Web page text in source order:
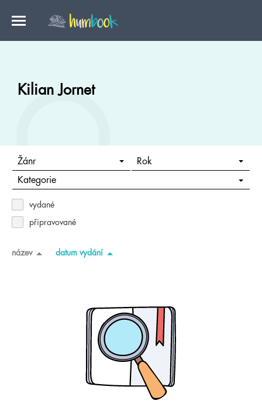
Kilian Jornet
Žánr Rok
Kategorie
vydané
připravované
název datum vydání